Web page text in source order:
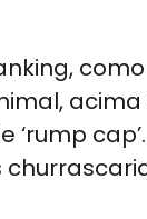
acima